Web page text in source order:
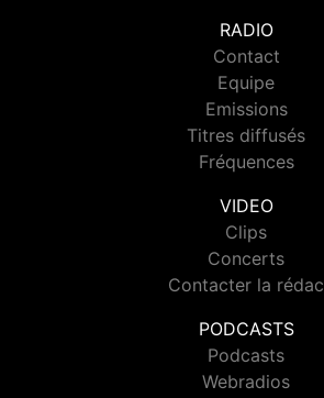
RADIO
Contact
Equipe
Emissions
Titres diffusés
Fréquences
VIDEO
Clips
Concerts
Contacter la rédac
PODCASTS
Podcasts
Webradios